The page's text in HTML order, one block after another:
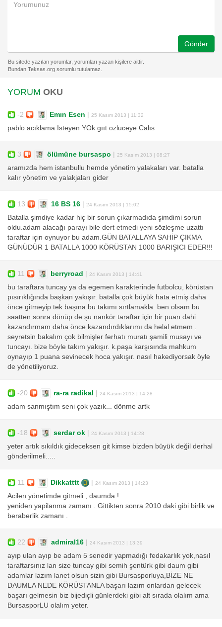
Gönder
YORUM OKU
-2 Emın Esen | 25 Kasım 2013 | 11:32
pablo acıklama Isteyen YOk gııt ozluceye Calıs
3 ölümüne bursaspo | 25 Kasım 2013 | 08:27
aramızda hem istanbullu hemde yönetim yalakaları var. batalla
kalır yönetim ve yalakjaları gider
13 16 BS 16 | 24 Kasım 2013 | 15:02
Batalla şimdiye kadar hiç bir sorun çıkarmadıda şimdimi sorun
oldu.adam alacağı parayı bile dert etmedi yeni sözleşme uzattı
taraftar için oynuyor bu adam.GÜN BATALLAYA SAHİP ÇIKMA
GÜNÜDÜR 1 BATALLA 1000 KÖRÜSTAN 1000 BARIŞICI EDER!!!
11 berryroad | 24 Kasım 2013 | 14:41
bu taraftara tuncay ya da egemen karakterinde futbolcu, körüstan
pısırıklığında başkan yakışır. batalla çok büyük hata etmiş daha
önce gitmeyip tek başına bu takımı sırtlamakla. ben olsam bu
saatten sonra dönüp de şu nankör taraftar için bir puan dahi
kazandırmam daha önce kazandırdıklarımı da helal etmem .
seyretsin bakalım çok bilmişler ferhatı muratı şamili musayı ve
tuncayı. bize böyle takım yakışır. k.paşa karşısında mahkum
oynayıp 1 puana sevinecek hoca yakışır. nasıl hakediyorsak öyle
de yönetiliyoruz.
-20 ra-ra radikal | 24 Kasım 2013 | 14:28
adam sanmıştım seni çok yazık... dönme artk
-18 serdar ok | 24 Kasım 2013 | 14:28
yeter artık sıkıldık gideceksen git kimse bizden büyük değil derhal
gönderilmeli.....
11 Dikkatttt | 24 Kasım 2013 | 14:23
Acilen yönetimde gitmeli , daumda !
yeniden yapilanma zamanı . Gittikten sonra 2010 daki gibi birlik ve
beraberlik zamanı .
22 admiral16 | 24 Kasım 2013 | 13:39
ayıp ulan ayıp be adam 5 senedir yapmadığı fedakarlık yok,nasıl
taraftarsınız lan size tuncay gibi semih şentürk gibi daum gibi
adamlar lazım lanet olsun sizin gibi Bursasporluya,BİZE NE
DAUMLA NEDE KÖRÜSTANLA başarı lazım onlardan gelecek
başarı gelmesin biz bijediçli günlerdeki gibi alt sırada olalım ama
BursasporLU olalım yeter.